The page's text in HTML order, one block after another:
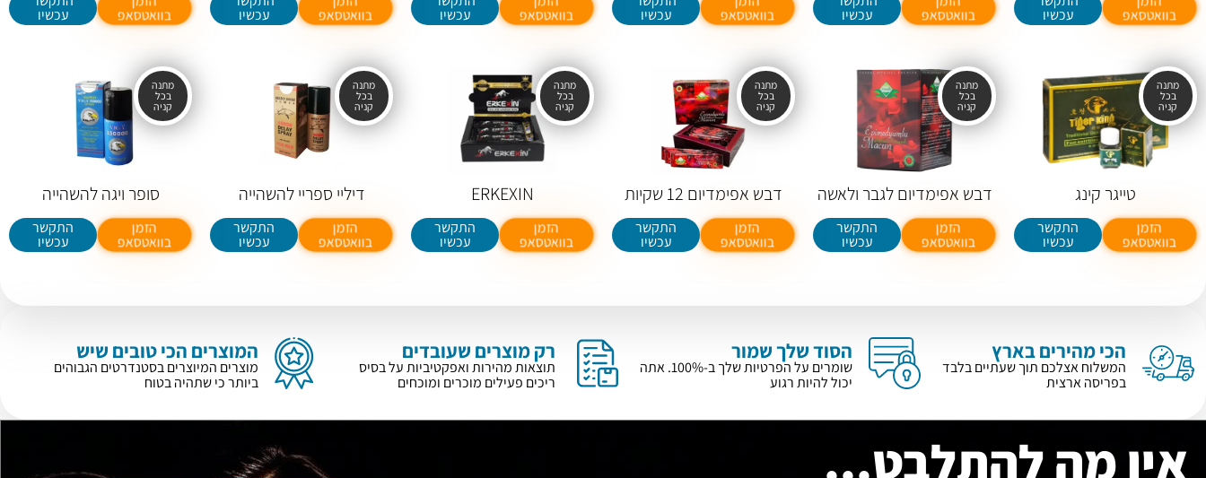
בוואטסאפ עכשיו בוואטסאפ עכשיו בוואטסאפ עכשיו בוואטסאפ עכשיו בוואטסאפ עכשיו בוואטסאפ עכשיו
טייגר קינג
הזמן
בוואטסאפ
התקשר
עכשיו
דבש אפימדיום לגבר ולאשה
הזמן
בוואטסאפ
התקשר
עכשיו
דבש אפימדיום 12 שקיות
הזמן
בוואטסאפ
התקשר
עכשיו
ERKEXIN
הזמן
בוואטסאפ
התקשר
עכשיו
דיליי ספריי להשהייה
הזמן
בוואטסאפ
התקשר
עכשיו
סופר ויגה להשהייה
הזמן
בוואטסאפ
התקשר
עכשיו
הכי מהירים בארץ
המשלוח אצלכם תוך שעתיים בלבד
בפריסה ארצית
הסוד שלך שמור
שומרים על הפרטיות שלך ב-100%. אתה
יכול להיות רגוע
רק מוצרים שעובדים
תוצאות מהירות ואפקטיביות על בסיס
ריכים פעילים מוכרים ומוכחים
המוצרים הכי טובים שיש
מוצרים המיוצרים בסטנדרטים הגבוהים
ביותר כי שתהיה בטוח
אין מה להתלבט...